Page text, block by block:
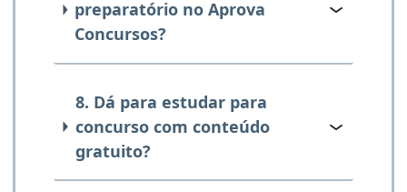
preparatório no Aprova
Concursos?
8. Dá para estudar para
concurso com conteúdo
gratuito?